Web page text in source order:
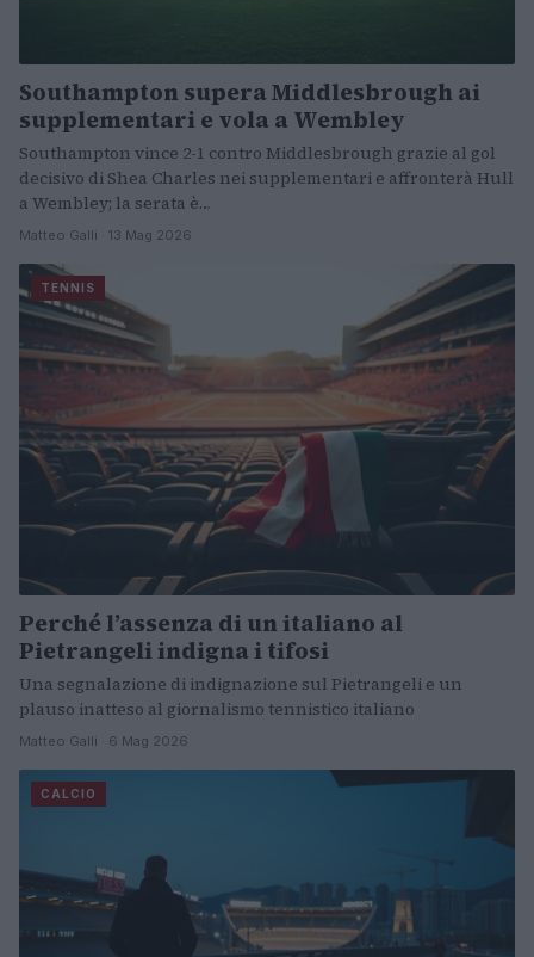
Southampton supera Middlesbrough ai
supplementari e vola a Wembley
Southampton vince 2-1 contro Middlesbrough grazie al gol
decisivo di Shea Charles nei supplementari e affronterà Hull
a Wembley; la serata è…
Matteo Galli · 13 Mag 2026
TENNIS
Perché l’assenza di un italiano al
Pietrangeli indigna i tifosi
Una segnalazione di indignazione sul Pietrangeli e un
plauso inatteso al giornalismo tennistico italiano
Matteo Galli · 6 Mag 2026
CALCIO